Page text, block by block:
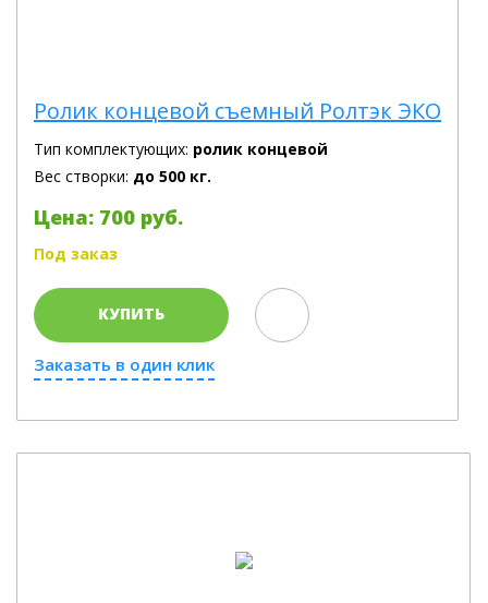
Ролик концевой съемный Ролтэк ЭКО
Тип комплектующих: ролик концевой
Вес створки: до 500 кг.
Цена: 700 руб.
Под заказ
КУПИТЬ
Заказать в один клик